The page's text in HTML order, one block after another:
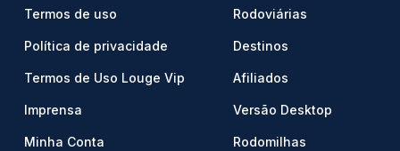
Termos de uso
Política de privacidade
Termos de Uso Louge Vip
Imprensa
Minha Conta
Rodoviárias
Destinos
Afiliados
Versão Desktop
Rodomilhas